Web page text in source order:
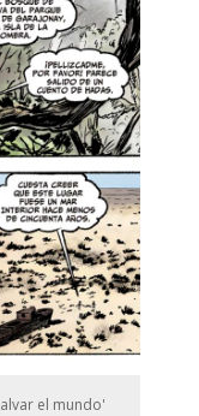
el mundo'